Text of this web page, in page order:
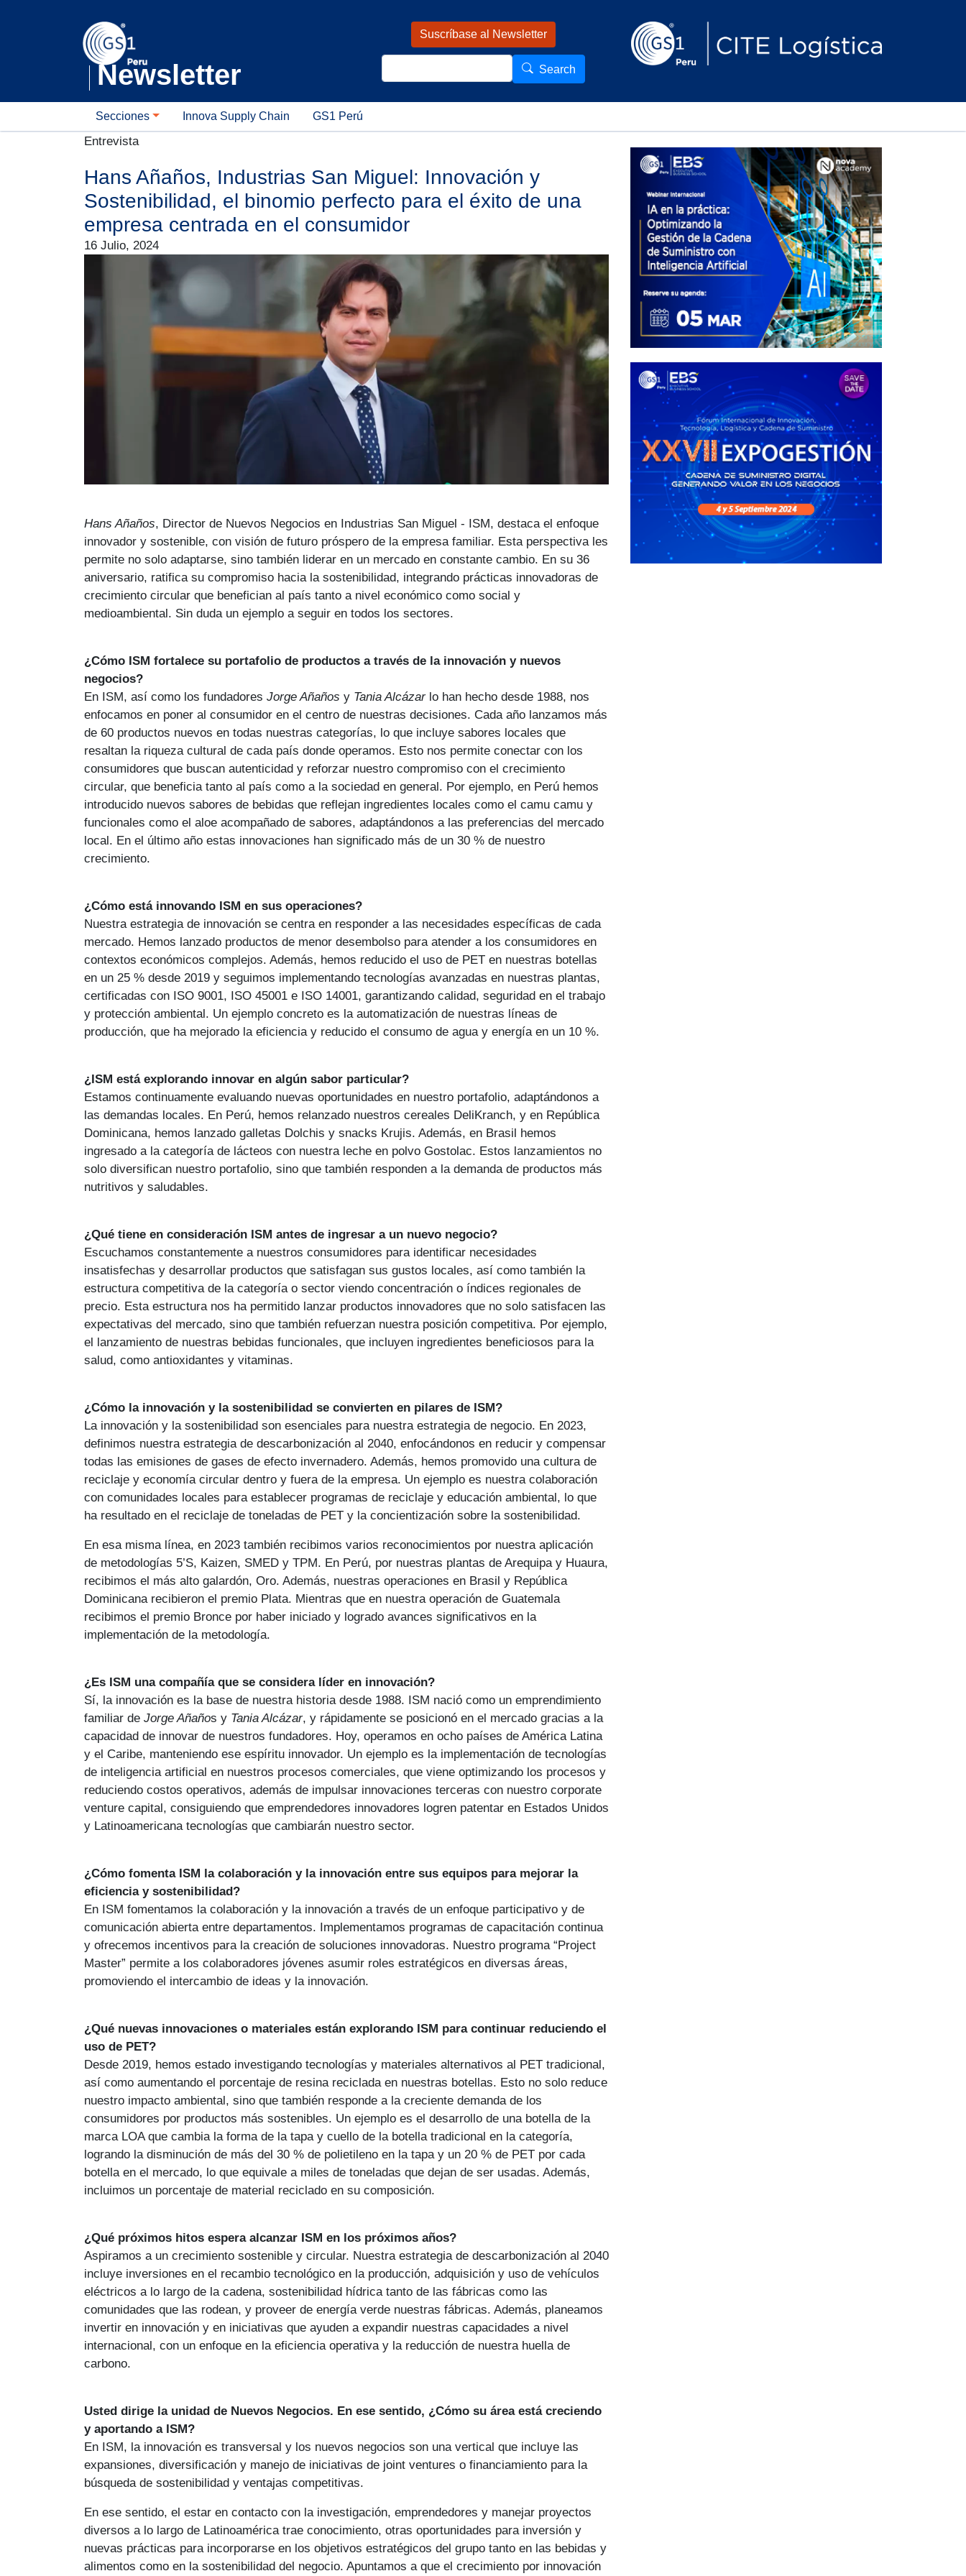
Newsletter
Suscríbase al Newsletter
Search
GS1 Newsletter
Secciones Innova Supply Chain GS1 Perú
Entrevista
Hans Añaños, Industrias San Miguel: Innovación y
Sostenibilidad, el binomio perfecto para el éxito de una
empresa centrada en el consumidor
16 Julio, 2024
Hans Añaños, Director de Nuevos Negocios en Industrias San Miguel - ISM, destaca el enfoque
innovador y sostenible, con visión de futuro próspero de la empresa familiar. Esta perspectiva les
permite no solo adaptarse, sino también liderar en un mercado en constante cambio. En su 36
aniversario, ratifica su compromiso hacia la sostenibilidad, integrando prácticas innovadoras de
crecimiento circular que benefician al país tanto a nivel económico como social y
medioambiental. Sin duda un ejemplo a seguir en todos los sectores.
¿Cómo ISM fortalece su portafolio de productos a través de la innovación y nuevos
negocios?
En ISM, así como los fundadores Jorge Añaños y Tania Alcázarlo han hecho desde 1988, nos
enfocamos en poner al consumidor en el centro de nuestras decisiones. Cada año lanzamos más
de 60 productos nuevos en todas nuestras categorías, lo que incluye sabores locales que
resaltan la riqueza cultural de cada país donde operamos. Esto nos permite conectar con los
consumidores que buscan autenticidad y reforzar nuestro compromiso con el crecimiento
circular, que beneficia tanto al país como a la sociedad en general. Por ejemplo, en Perú hemos
introducido nuevos sabores de bebidas que reflejan ingredientes locales como el camu camu y
funcionales como el aloe acompañado de sabores, adaptándonos a las preferencias del mercado
local. En el último año estas innovaciones han significado más de un 30 % de nuestro
crecimiento.
¿Cómo está innovando ISM en sus operaciones?
Nuestra estrategia de innovación se centra en responder a las necesidades específicas de cada
mercado. Hemos lanzado productos de menor desembolso para atender a los consumidores en
contextos económicos complejos. Además, hemos reducido el uso de PET en nuestras botellas
en un 25 % desde 2019 y seguimos implementando tecnologías avanzadas en nuestras plantas,
certificadas con ISO 9001, ISO 45001 e ISO 14001, garantizando calidad, seguridad en el trabajo
y protección ambiental. Un ejemplo concreto es la automatización de nuestras líneas de
producción, que ha mejorado la eficiencia y reducido el consumo de agua y energía en un 10 %.
¿ISM está explorando innovar en algún sabor particular?
Estamos continuamente evaluando nuevas oportunidades en nuestro portafolio, adaptándonos a
las demandas locales. En Perú, hemos relanzado nuestros cereales DeliKranch, y en República
Dominicana, hemos lanzado galletas Dolchis y snacks Krujis. Además, en Brasil hemos
ingresado a la categoría de lácteos con nuestra leche en polvo Gostolac. Estos lanzamientos no
solo diversifican nuestro portafolio, sino que también responden a la demanda de productos más
nutritivos y saludables.
¿Qué tiene en consideración ISM antes de ingresar a un nuevo negocio?
Escuchamos constantemente a nuestros consumidores para identificar necesidades
insatisfechas y desarrollar productos que satisfagan sus gustos locales, así como también la
estructura competitiva de la categoría o sector viendo concentración o índices regionales de
precio. Esta estructura nos ha permitido lanzar productos innovadores que no solo satisfacen las
expectativas del mercado, sino que también refuerzan nuestra posición competitiva. Por ejemplo,
el lanzamiento de nuestras bebidas funcionales, que incluyen ingredientes beneficiosos para la
salud, como antioxidantes y vitaminas.
¿Cómo la innovación y la sostenibilidad se convierten en pilares de ISM?
La innovación y la sostenibilidad son esenciales para nuestra estrategia de negocio. En 2023,
definimos nuestra estrategia de descarbonización al 2040, enfocándonos en reducir y compensar
todas las emisiones de gases de efecto invernadero. Además, hemos promovido una cultura de
reciclaje y economía circular dentro y fuera de la empresa. Un ejemplo es nuestra colaboración
con comunidades locales para establecer programas de reciclaje y educación ambiental, lo que
ha resultado en el reciclaje de toneladas de PET y la concientización sobre la sostenibilidad.
En esa misma línea, en 2023 también recibimos varios reconocimientos por nuestra aplicación
de metodologías 5’S, Kaizen, SMED y TPM. En Perú, por nuestras plantas de Arequipa y Huaura,
recibimos el más alto galardón, Oro. Además, nuestras operaciones en Brasil y República
Dominicana recibieron el premio Plata. Mientras que en nuestra operación de Guatemala
recibimos el premio Bronce por haber iniciado y logrado avances significativos en la
implementación de la metodología.
¿Es ISM una compañía que se considera líder en innovación?
Sí, la innovación es la base de nuestra historia desde 1988. ISM nació como un emprendimiento
familiar de Jorge Añaños y Tania Alcázar, y rápidamente se posicionó en el mercado gracias a la
capacidad de innovar de nuestros fundadores. Hoy, operamos en ocho países de América Latina
y el Caribe, manteniendo ese espíritu innovador. Un ejemplo es la implementación de tecnologías
de inteligencia artificial en nuestros procesos comerciales, que viene optimizando los procesos y
reduciendo costos operativos, además de impulsar innovaciones terceras con nuestro corporate
venture capital, consiguiendo que emprendedores innovadores logren patentar en Estados Unidos
y Latinoamericana tecnologías que cambiarán nuestro sector.
¿Cómo fomenta ISM la colaboración y la innovación entre sus equipos para mejorar la
eficiencia y sostenibilidad?
En ISM fomentamos la colaboración y la innovación a través de un enfoque participativo y de
comunicación abierta entre departamentos. Implementamos programas de capacitación continua
y ofrecemos incentivos para la creación de soluciones innovadoras. Nuestro programa “Project
Master” permite a los colaboradores jóvenes asumir roles estratégicos en diversas áreas,
promoviendo el intercambio de ideas y la innovación.
¿Qué nuevas innovaciones o materiales están explorando ISM para continuar reduciendo el
uso de PET?
Desde 2019, hemos estado investigando tecnologías y materiales alternativos al PET tradicional,
así como aumentando el porcentaje de resina reciclada en nuestras botellas. Esto no solo reduce
nuestro impacto ambiental, sino que también responde a la creciente demanda de los
consumidores por productos más sostenibles. Un ejemplo es el desarrollo de una botella de la
marca LOA que cambia la forma de la tapa y cuello de la botella tradicional en la categoría,
logrando la disminución de más del 30 % de polietileno en la tapa y un 20 % de PET por cada
botella en el mercado, lo que equivale a miles de toneladas que dejan de ser usadas. Además,
incluimos un porcentaje de material reciclado en su composición.
¿Qué próximos hitos espera alcanzar ISM en los próximos años?
Aspiramos a un crecimiento sostenible y circular. Nuestra estrategia de descarbonización al 2040
incluye inversiones en el recambio tecnológico en la producción, adquisición y uso de vehículos
eléctricos a lo largo de la cadena, sostenibilidad hídrica tanto de las fábricas como las
comunidades que las rodean, y proveer de energía verde nuestras fábricas. Además, planeamos
invertir en innovación y en iniciativas que ayuden a expandir nuestras capacidades a nivel
internacional, con un enfoque en la eficiencia operativa y la reducción de nuestra huella de
carbono.
Usted dirige la unidad de Nuevos Negocios. En ese sentido, ¿Cómo su área está creciendo
y aportando a ISM?
En ISM, la innovación es transversal y los nuevos negocios son una vertical que incluye las
expansiones, diversificación y manejo de iniciativas de joint ventures o financiamiento para la
búsqueda de sostenibilidad y ventajas competitivas.
En ese sentido, el estar en contacto con la investigación, emprendedores y manejar proyectos
diversos a lo largo de Latinoamérica trae conocimiento, otras oportunidades para inversión y
nuevas prácticas para incorporarse en los objetivos estratégicos del grupo tanto en las bebidas y
alimentos como en la sostenibilidad del negocio. Apuntamos a que el crecimiento por innovación